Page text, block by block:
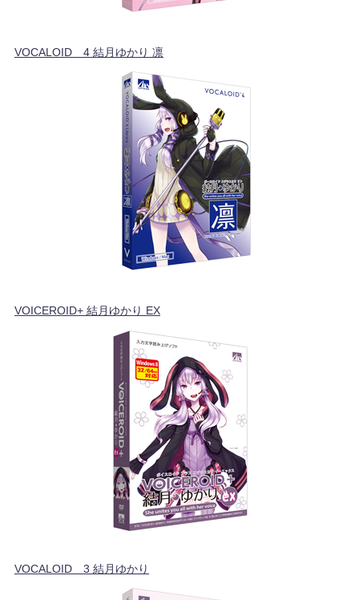
VOCALOID™4 結月ゆかり 凛
VOICEROID+ 結月ゆかり EX
VOCALOID™3 結月ゆかり